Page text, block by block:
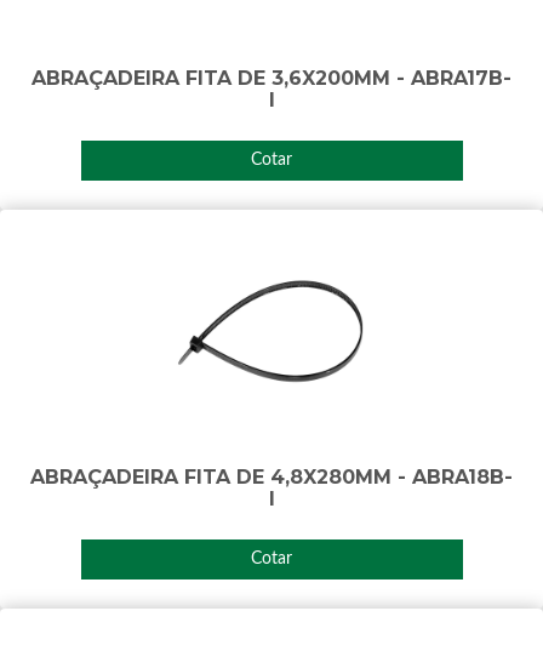
ABRAÇADEIRA FITA DE 3,6X200MM - ABRA17B-
I
Cotar
ABRAÇADEIRA FITA DE 4,8X280MM - ABRA18B-
I
Cotar